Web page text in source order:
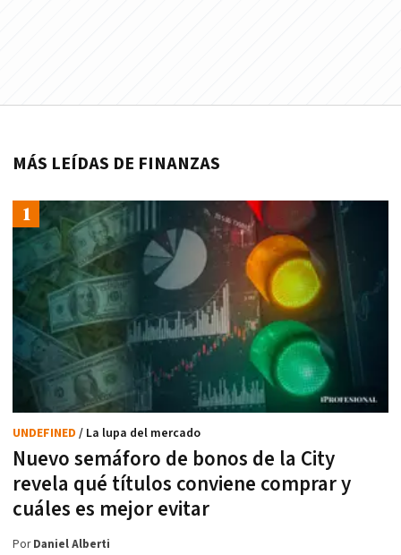
MÁS LEÍDAS DE FINANZAS
Nuevo semáforo de bonos de la City
revela qué títulos conviene comprar y
cuáles es mejor evitar
UNDEFINED / La lupa del mercado
PorDaniel Alberti